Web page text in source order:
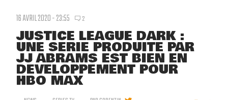
16 AVRIL 2020 - 23:55 2
JUSTICE LEAGUE DARK :
UNE SÉRIE PRODUITE PAR
JJ ABRAMS EST BIEN EN
DÉVELOPPEMENT POUR
HBO MAX